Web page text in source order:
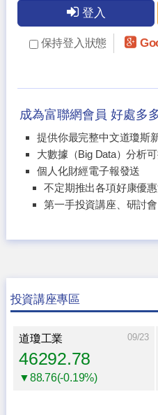
登入
保持登入狀態
成為富聯網會員 好處多
提供你最完整中文道瓊斯
大數據（Big Data）分析
個人化財經電子報發送
不定期推出各項好康優
第一手投資講座、研討
投資講座專區
道瓊工業 09/23
46292.78
▼88.76(-0.19%)